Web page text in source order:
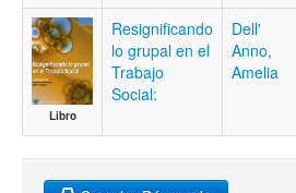
Libro
Resignificando
lo grupal en el
Trabajo
Social:
Dell'
Anno,
Amelia